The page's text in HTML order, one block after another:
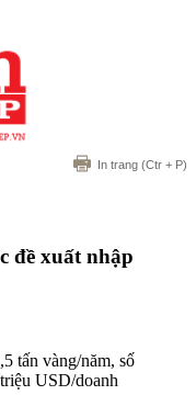
In trang (Ctr + P)
đề xuất nhập
tấn vàng/năm, số
USD/doanh